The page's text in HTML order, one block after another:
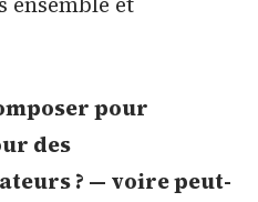
pour
des
? — voire peut-